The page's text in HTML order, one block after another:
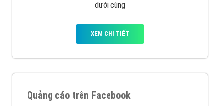
dưới cùng
XEM CHI TIẾT
Quảng cáo trên Facebook